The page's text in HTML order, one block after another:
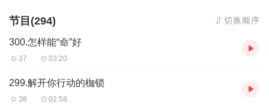
写书、或者参与公益事业。本专辑帮助人们实现在家庭，生意，人
际关系，健康，心理，精神六个生活的主要方面都得到平衡协调的
发展。很高兴你能感受到我们内容的价值！可以加薇meqxx123，了
解更多，更系统化，更有价值的内容！我们要用15年的时间影响一
节目(294) 切换顺序
300.怎样能“命”好
37 03:20
299.解开你行动的枷锁
38 02:58